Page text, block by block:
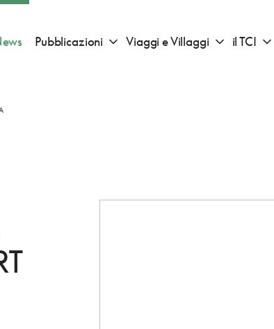
sotto menu "Consigli di viaggio"
Pubblicazioni Apri sotto menu "Pubblicazioni"
Viaggi e Villaggi Apri sotto
il TCI